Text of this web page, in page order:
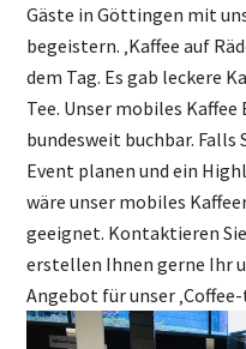
Gäste in Göttingen mit
begeistern. ‚Kaffee auf
dem Tag. Es gab leckere
Tee. Unser mobiles
bundesweit buchbar. Falls
Event planen und ein
wäre unser mobiles
geeignet. Kontaktieren
erstellen Ihnen gerne Ihr
Angebot für unser